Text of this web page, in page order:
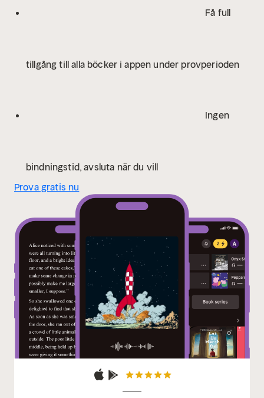
Få full
tillgång till alla böcker i appen under provperioden
Ingen
bindningstid, avsluta när du vill
Prova gratis nu